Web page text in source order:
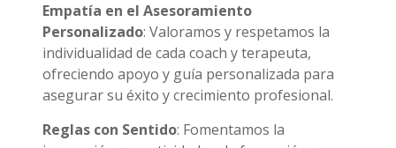
Empatía en el Asesoramiento
Personalizado: Valoramos y respetamos la
individualidad de cada coach y terapeuta,
ofreciendo apoyo y guía personalizada para
asegurar su éxito y crecimiento profesional.
Reglas con Sentido: Fomentamos la